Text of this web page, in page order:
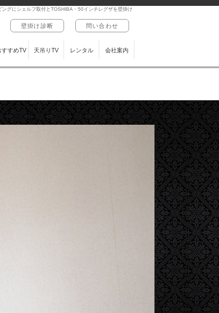
ングにシェルフ取付とTOSHIBA・50インチレグザを壁掛け
壁掛け診断 問い合わせ
すすめTV 天吊りTV レンタル 会社案内